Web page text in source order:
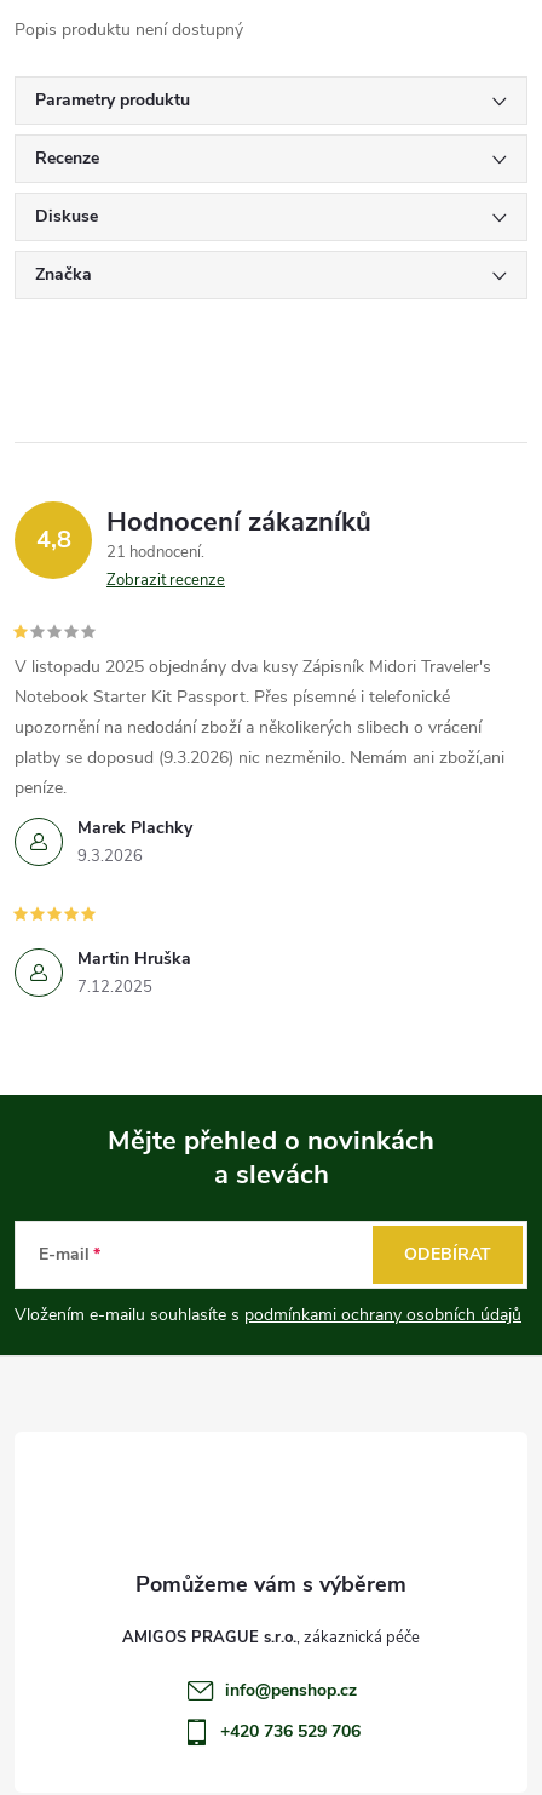
Popis produktu není dostupný
Parametry produktu
Recenze
Diskuse
Značka
4,8 Hodnocení zákazníků
21 hodnocení
Zobrazit recenze
Marek Plachky
9.3.2026
V listopadu 2025 objednány dva kusy Zápisník Midori Traveler's
Notebook Starter Kit Passport. Přes písemné i telefonické
upozornění na nedodání zboží a několikerých slibech o vrácení
platby se doposud (9.3.2026) nic nezměnilo. Nemám ani zboží,ani
peníze.
Martin Hruška
7.12.2025
p
a
Mějte přehled o novinkách
a slevách
E-mail
Vložením e-mailu souhlasíte s podmínkami ochrany osobních údajů
ODEBÍRAT
AMIGOS PRAGUE s.r.o.
info@penshop.cz
+420 736 529 706